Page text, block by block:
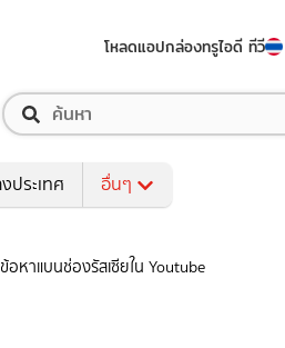
โหลดแอปกล่องทรูไอดี ทีวี
ประเทศ อื่นๆ
หาแบนช่องรัสเซียใน Youtube